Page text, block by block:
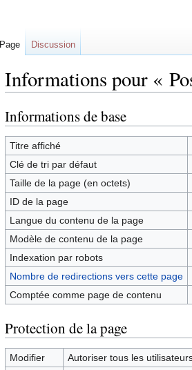
Informations pour «
Sauter
à
la
navigation
Sauter
à
la
recherche
Informations de base
Titre affiché
Clé de tri par défaut
Taille de la page (en octets)
ID de la page
Langue du contenu de la page
Modèle de contenu de la page
Indexation par robots
Nombre de redirections vers cette page
Comptée comme page de contenu
Protection de la page
Modifier
Autoriser tous les
Page Discussion